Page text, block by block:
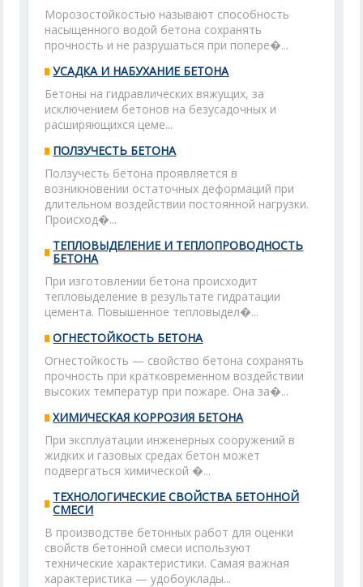
Морозостойкостью называют способность
насыщенного водой бетона сохранять
прочность и не разрушаться при попере�...
УСАДКА И НАБУХАНИЕ БЕТОНА
Бетоны на гидравлических вяжущих, за
исключением бетонов на безусадочных и
расширяющихся цеме...
ПОЛЗУЧЕСТЬ БЕТОНА
Ползучесть бетона проявляется в
возникновении остаточных деформаций при
длительном воздействии постоянной нагрузки.
Происход�...
ТЕПЛОВЫДЕЛЕНИЕ И ТЕПЛОПРОВОДНОСТЬ
БЕТОНА
При изготовлении бетона происходит
тепловыделение в результате гидратации
цемента. Повышенное тепловыдел�...
ОГНЕСТОЙКОСТЬ БЕТОНА
Огнестойкость — свойство бетона сохранять
прочность при кратковременном воздействии
высоких температур при пожаре. Она за�...
ХИМИЧЕСКАЯ КОРРОЗИЯ БЕТОНА
При эксплуатации инженерных сооружений в
жидких и газовых средах бетон может
подвергаться химической �...
ТЕХНОЛОГИЧЕСКИЕ СВОЙСТВА БЕТОННОЙ
СМЕСИ
В производстве бетонных работ для оценки
свойств бетонной смеси используют
технические характеристики. Самая важная
характеристика — удобоуклады...